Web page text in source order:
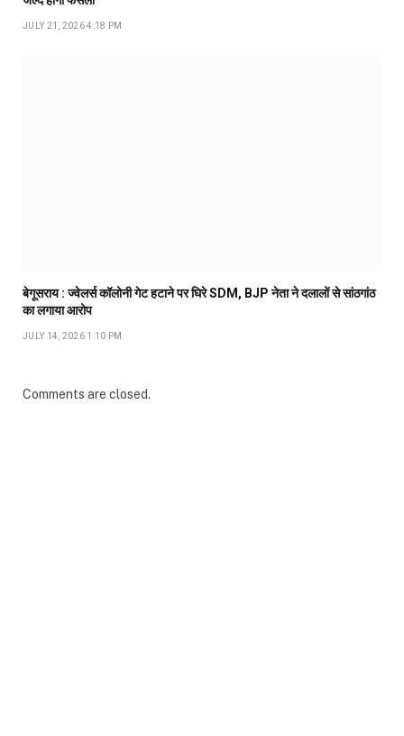
JULY 21, 2026 4:18 PM
बेगूसराय : ज्वेलर्स कॉलोनी गेट हटाने पर घिरे SDM, BJP नेता ने दलालों से सांठगांठ
का लगाया आरोप
JULY 14, 2026 1:10 PM
Comments are closed.